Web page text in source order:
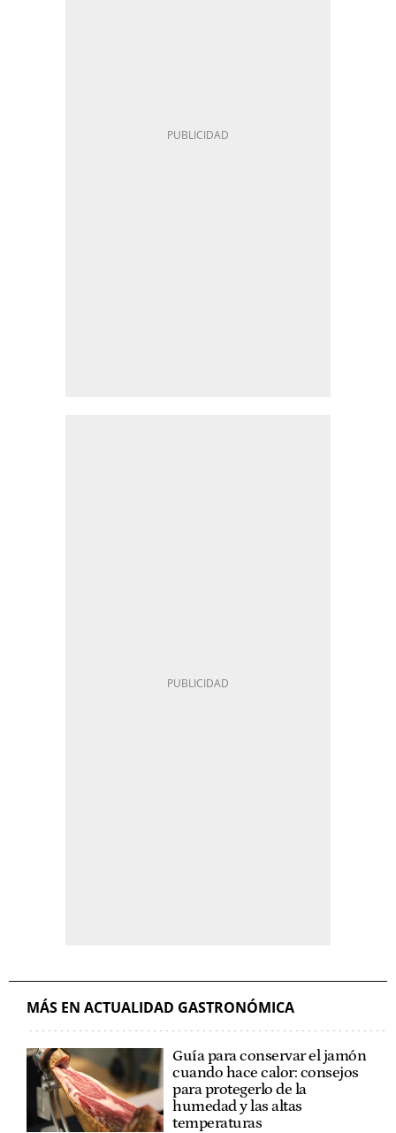
MÁS EN ACTUALIDAD GASTRONÓMICA
Guía para conservar el jamón
cuando hace calor: consejos
para protegerlo de la
humedad y las altas
temperaturas